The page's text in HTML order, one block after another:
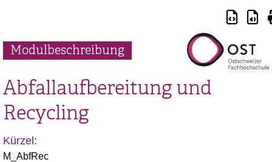
Modulbeschreibung
Abfallaufbereitung und
Recycling
Kürzel:
M_AbfRec